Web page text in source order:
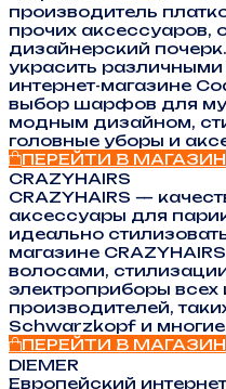
производитель
прочих
дизайнерский
украсить
интернет-магазине
выбор шарфов для
модным дизайном,
головные уборы и
ПЕРЕЙТИ В МАГАЗИН
CRAZYHAIRS
CRAZYHAIRS —
аксессуары для
идеально
магазине
волосами,
электроприборы всех
производителей,
Schwarzkopf и многие
ПЕРЕЙТИ В МАГАЗИН
DIEMER
Европейский